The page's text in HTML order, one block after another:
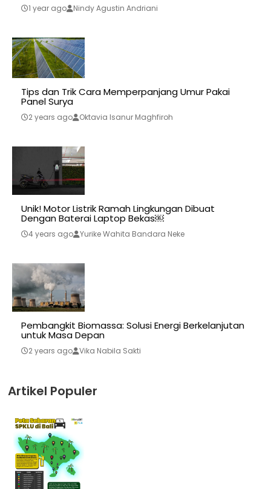
1 year ago Nindy Agustin Andriani
Tips dan Trik Cara Memperpanjang Umur Pakai
Panel Surya
2 years ago Oktavia Isanur Maghfiroh
Unik! Motor Listrik Ramah Lingkungan Dibuat
Dengan Baterai Laptop Bekas￼
4 years ago Yurike Wahita Bandara Neke
Pembangkit Biomassa: Solusi Energi Berkelanjutan
untuk Masa Depan
2 years ago Vika Nabila Sakti
Artikel Populer